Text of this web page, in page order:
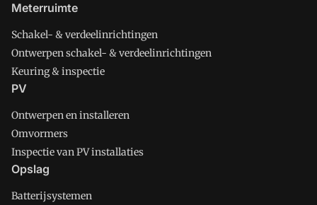
Meterruimte
Schakel- & verdeelinrichtingen
Ontwerpen schakel- & verdeelinrichtingen
Keuring & inspectie
PV
Ontwerpen en installeren
Omvormers
Inspectie van PV installaties
Opslag
Batterijsystemen